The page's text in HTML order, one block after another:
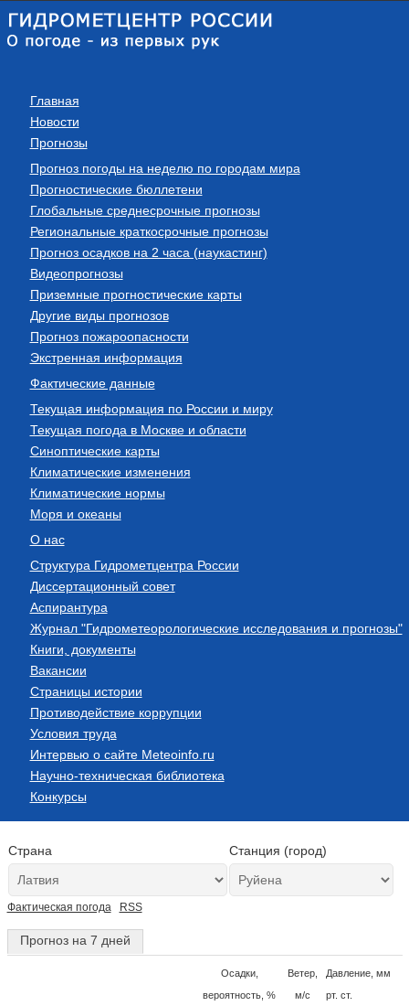
Главная
Новости
Прогнозы
Прогноз погоды на неделю по городам мира
Прогностические бюллетени
Глобальные среднесрочные прогнозы
Региональные краткосрочные прогнозы
Прогноз осадков на 2 часа (наукастинг)
Видеопрогнозы
Приземные прогностические карты
Другие виды прогнозов
Прогноз пожароопасности
Экстренная информация
Фактические данные
Текущая информация по России и миру
Текущая погода в Москве и области
Синоптические карты
Климатические изменения
Климатические нормы
Моря и океаны
О нас
Структура Гидрометцентра России
Диссертационный совет
Аспирантура
Журнал "Гидрометеорологические исследования и прогнозы"
Книги, документы
Вакансии
Страницы истории
Противодействие коррупции
Условия труда
Интервью о сайте Meteoinfo.ru
Научно-техническая библиотека
Конкурсы
Страна Станция (город)
Фактическая погода RSS
Прогноз на 7 дней
Осадки,
вероятность, %
Ветер,
м/с
Давление, мм
рт. ст.